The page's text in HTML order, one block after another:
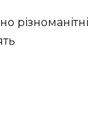
різноманітні